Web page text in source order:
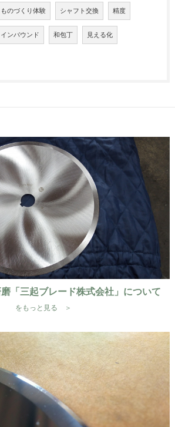
ものづくり体験 シャフト交換 精度
インバウンド 和包丁 見える化
「三起ブレード株式会社」について
をもっと見る ＞